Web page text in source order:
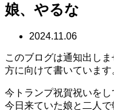
娘、やるな
2024.11.06
このブログは通知出し
方に向けて書いています
今トランプ祝賀祝いをし
今日来ていた娘と二人で